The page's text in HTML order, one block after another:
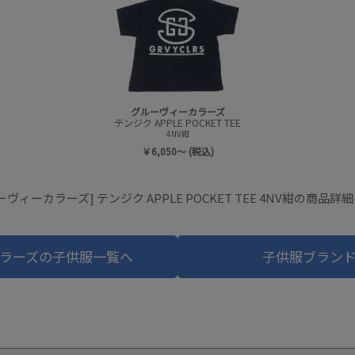
グルーヴィーカラーズ
テンジク APPLE POCKET TEE
4NV紺
￥6,050～ (税込)
ヴィーカラーズ] テンジク APPLE POCKET TEE 4NV紺の商品詳
ーズの子供服一覧へ 子供服ブラン